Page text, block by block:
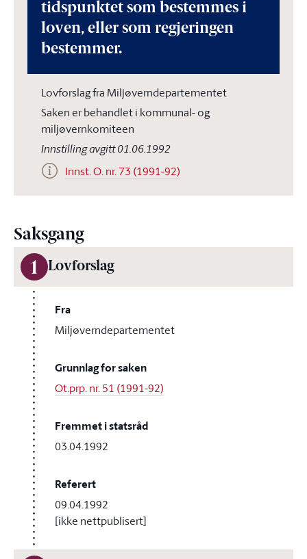
tidspunktet som bestemmes i
loven, eller som regjeringen
bestemmer.
Lovforslag fra Miljøverndepartementet
Saken er behandlet i kommunal- og
miljøvernkomiteen
Innstilling avgitt 01.06.1992
Innst. O. nr. 73 (1991-92)
Saksgang
1 Lovforslag
Fra
Miljøverndepartementet
Grunnlag for saken
Ot.prp. nr. 51 (1991-92)
Fremmet i statsråd
03.04.1992
Referert
09.04.1992
[ikke nettpublisert]